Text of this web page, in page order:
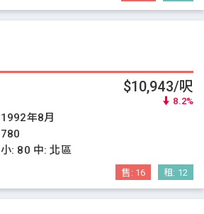
$10,943/呎
8.2%
1992年8月
780
小: 80 中:北區
售: 16 租: 12